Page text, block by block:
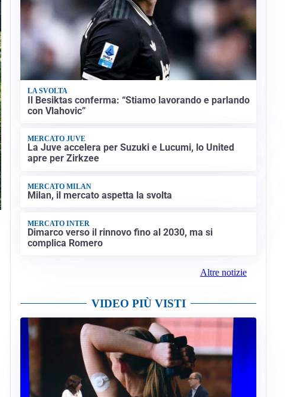
LA SVOLTA
Il Besiktas conferma: “Stiamo lavorando e parlando
con Vlahovic”
MERCATO JUVE
La Juve accelera per Suzuki e Lucumi, lo United
apre per Zirkzee
MERCATO MILAN
Milan, il mercato aspetta la svolta
MERCATO INTER
Dimarco verso il rinnovo fino al 2030, ma si
complica Romero
Altre notizie
VIDEO PIÙ VISTI